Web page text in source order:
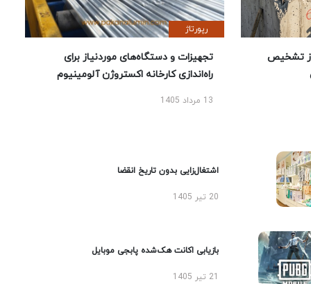
تشخیص
رپورتاژ
تجهیزات و دستگاه‌های موردنیاز برای
راه‌اندازی کارخانه اکستروژن آلومینیوم
13 مرداد 1405
اشتغال‌زایی بدون تاریخ انقضا
20 تیر 1405
بازیابی اکانت هک‌شده پابجی موبایل